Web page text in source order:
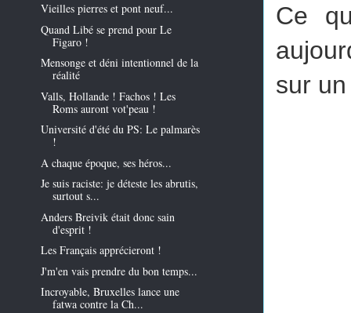
Ce
sur
Vieilles pierres et pont neuf...
Quand Libé se prend pour Le
Figaro !
Mensonge et déni intentionnel de la
réalité
Valls, Hollande ! Fachos ! Les
Roms auront vot'peau !
Université d'été du PS: Le palmarès
!
A chaque époque, ses héros...
Je suis raciste: je déteste les abrutis,
surtout s...
Anders Breivik était donc sain
d'esprit !
Les Français apprécieront !
J'm'en vais prendre du bon temps...
Incroyable, Bruxelles lance une
fatwa contre la Ch...